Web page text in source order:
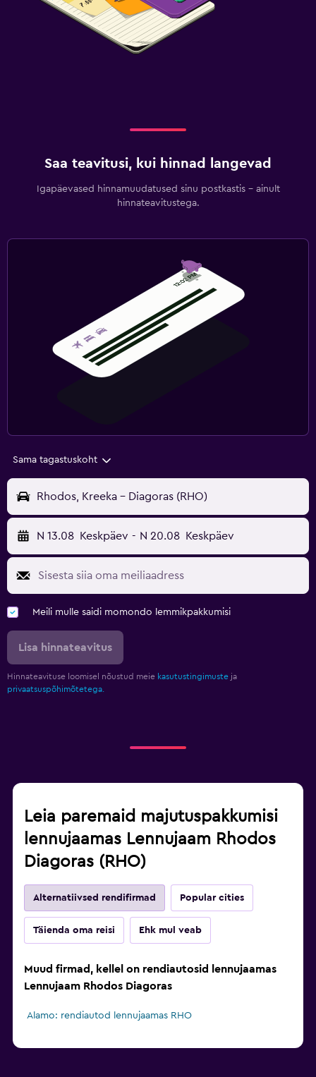
Saa teavitusi, kui hinnad langevad
Igapäevased hinnamuudatused sinu postkastis – ainult
hinnateavitustega.
Sama tagastuskoht
Rhodos, Kreeka - Diagoras (RHO)
N 13.08 Keskpäev - N 20.08 Keskpäev
Meili mulle saidi momondo lemmikpakkumisi
Lisa hinnateavitus
Hinnateavituse loomisel nõustud meie kasutustingimuste ja
privaatsuspõhimõtetega.
Leia paremaid majutuspakkumisi
lennujaamas Lennujaam Rhodos
Diagoras (RHO)
Alternatiivsed rendifirmad Popular cities
Täienda oma reisi Ehk mul veab
Muud firmad, kellel on rendiautosid lennujaamas
Lennujaam Rhodos Diagoras
Alamo: rendiautod lennujaamas RHO